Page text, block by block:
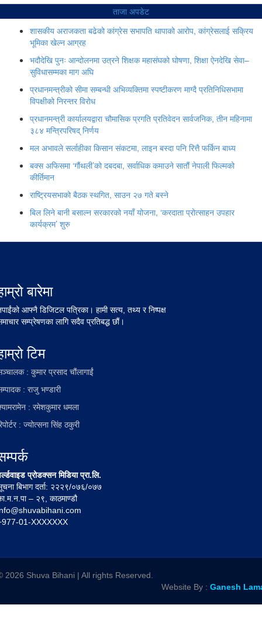
ताजा अपडेट
शासकीय अराजकता बढेको कांग्रेस सभापति थापाको आरोप, कांग्रेसलाई सक्रिय
भूमिका खेल्न आग्रह
भदौदेखि पुनः आन्दोलनमा उत्रने शिक्षक महासंघको घोषणा, शिक्षा ऐनदेखि सेवा–
सुविधासम्मका माग अघि
प्रधानमन्त्रीको सीमा सम्बन्धी अभिव्यक्तिमा स्पष्टीकरण माग्दै प्रतिनिधिसभामा
विपक्षीको निरन्तर विरोध
प्रधानमन्त्री कार्यालयद्वारा चौमासिक प्रगति प्रतिवेदन सार्वजनिक, तीन महिनामा
३८४ मन्त्रिपरिषद् निर्णय
मल अभावले सर्लाहीका किसान संकटमा, लाइन बस्दा पनि रित्तै फर्किन बाध्य
बक्स अफिसमा ‘गौंथली’को दबदबा, सर्वाधिक कमाउने सातौं नेपाली फिल्मको
कीर्तिमान
राष्ट्रियसभाको बैठक स्थगित, साउन २७ गते बस्ने
बिल लिने बानी बसाल्न सरकारको नयाँ योजना, ‘करदाता प्रोत्साहन उपहार
कार्यक्रम’ शुरु
बारेमा
आफ्नै डिजिटल पत्रिका। हामी सत्य, तथ्य र निष्पक्ष
सम्प्रेषणका लागि सदैव प्रतिबद्ध छौं।
टिम
: कुमार प्रसाद चौंलागाईं
: राजु भण्डारी
: रमेशकुमार धमला
: ज्योत्सना सिंह ठकुरी
प्रोडक्सन मिडिया प्रा.लि.
बिभाग दर्ता: २२२९/०७६/०७७
– २९, काठमाण्डौ
01-XXXXXXX
2026 Shuva Bihani | All rights Reserved.
Website By : Ganesh